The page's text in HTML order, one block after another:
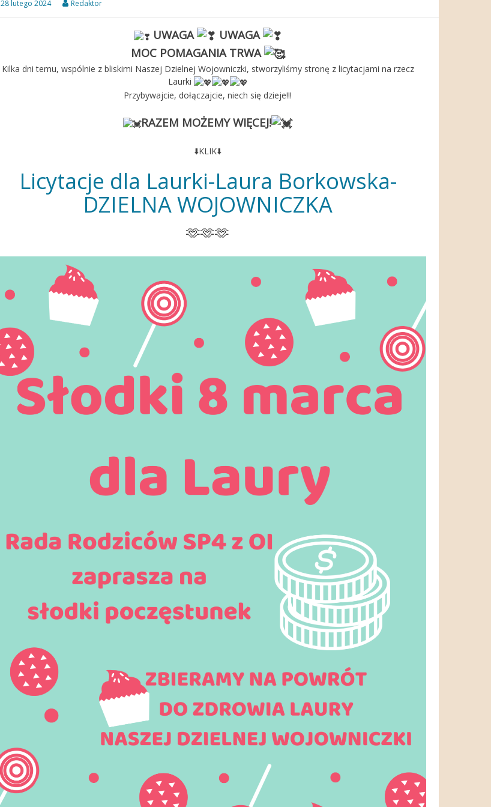
28 lutego 2024 Redaktor
UWAGA
UWAGA
MOC POMAGANIA TRWA
Kilka dni temu, wspólnie z bliskimi Naszej Dzielnej Wojowniczki, stworzyliśmy stronę z licytacjami na rzecz
Laurki
Przybywajcie, dołączajcie, niech się dzieje!!!
RAZEM MOŻEMY WIĘCEJ!
⬇️KLIK⬇️
Licytacje dla Laurki-Laura Borkowska-
DZIELNA WOJOWNICZKA
🫶🫶🫶